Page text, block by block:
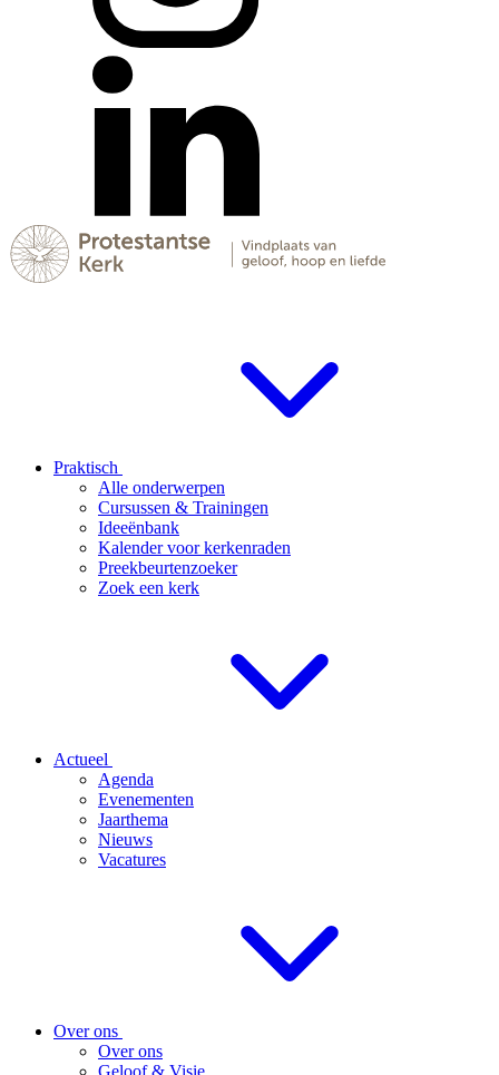
Praktisch
Alle onderwerpen
Cursussen & Trainingen
Ideeënbank
Kalender voor kerkenraden
Preekbeurtenzoeker
Zoek een kerk
Actueel
Agenda
Evenementen
Jaarthema
Nieuws
Vacatures
Over ons
Over ons